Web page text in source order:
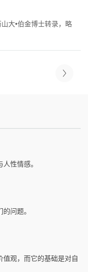
大•伯金博士转录，略
性情感。
问题。
观，而它的基础是对自